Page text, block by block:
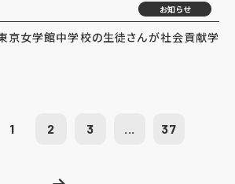
お知らせ
東京女学館中学校の生徒さんが社会貢献学
1 2 3 ... 37